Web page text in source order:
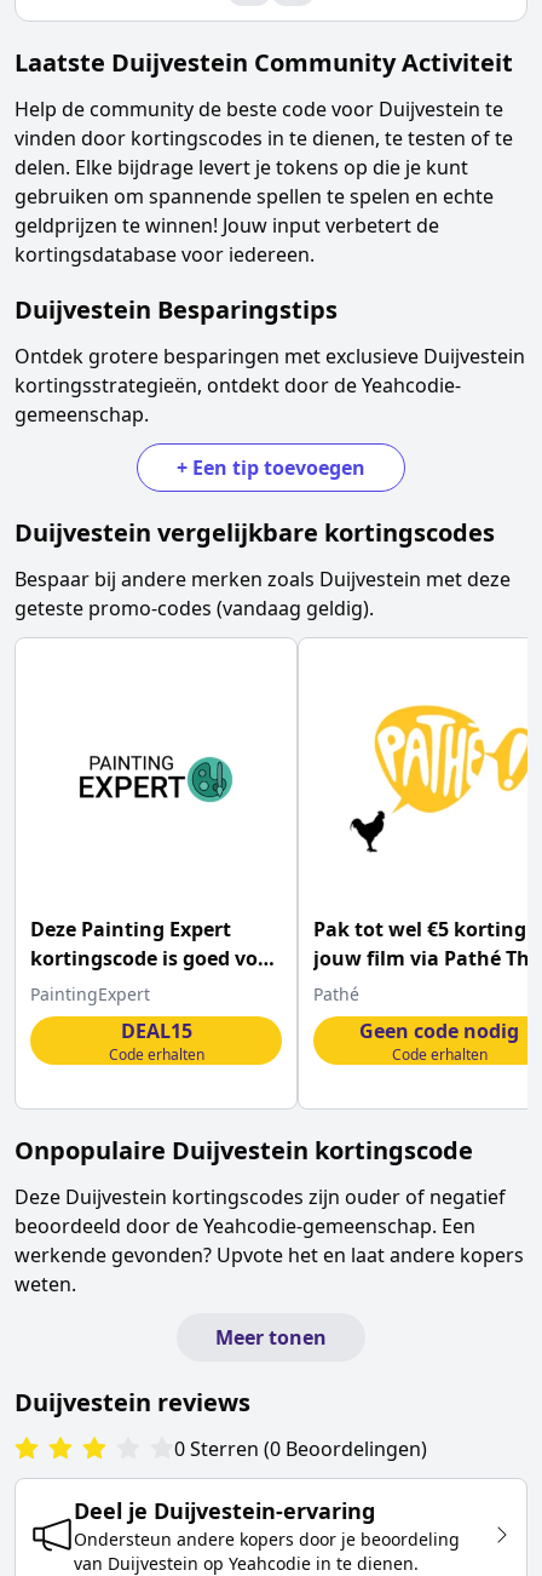
Laatste Duijvestein Community Activiteit
Help de community de beste code voor Duijvestein te
vinden door kortingscodes in te dienen, te testen of te
delen. Elke bijdrage levert je tokens op die je kunt
gebruiken om spannende spellen te spelen en echte
geldprijzen te winnen! Jouw input verbetert de
kortingsdatabase voor iedereen.
Duijvestein Besparingstips
Ontdek grotere besparingen met exclusieve Duijvestein
kortingsstrategieën, ontdekt door de Yeahcodie-
gemeenschap.
+ Een tip toevoegen
Duijvestein vergelijkbare kortingscodes
Bespaar bij andere merken zoals Duijvestein met deze
geteste promo-codes (vandaag geldig).
Deze Painting Expert
kortingscode is goed voor
15% korting
PaintingExpert
DEAL15
Code erhalten
Pak tot wel €5 korting
jouw film via Pathé
Pathé
Geen code nodig
Code erhalten
Onpopulaire Duijvestein kortingscode
Deze Duijvestein kortingscodes zijn ouder of negatief
beoordeeld door de Yeahcodie-gemeenschap. Een
werkende gevonden? Upvote het en laat andere kopers
weten.
Meer tonen
Duijvestein reviews
0Sterren (0 Beoordelingen)
Deel je Duijvestein-ervaring
Ondersteun andere kopers door je beoordeling
van Duijvestein op Yeahcodie in te dienen.